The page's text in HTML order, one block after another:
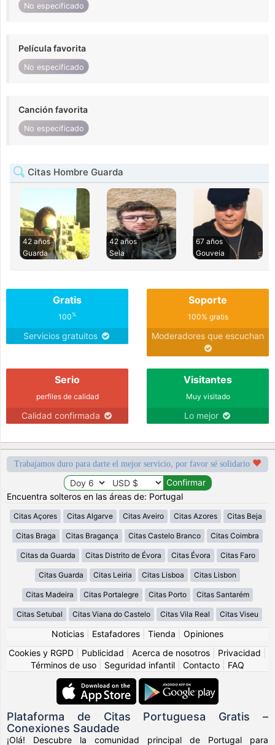
No especificado
Película favorita
No especificado
Canción favorita
No especificado
Citas Hombre Guarda
42 años
Guarda
42 años
Seia
67 años
Gouveia
Gratis
100%
Servicios gratuitos
Soporte
100% gratis
Moderadores que escuchan
Serio
perfiles de calidad
Calidad confirmada
Visitantes
Muy visitado
Lo mejor
Trabajamos duro para darte el mejor servicio, por favor sé solidario
Encuentra solteros en las áreas de: Portugal
Citas Açores Citas Algarve Citas Aveiro Citas Azores Citas Beja
Citas Braga Citas Bragança Citas Castelo Branco Citas Coimbra
Citas da Guarda Citas Distrito de Évora Citas Évora Citas Faro
Citas Guarda Citas Leiria Citas Lisboa Citas Lisbon
Citas Madeira Citas Portalegre Citas Porto Citas Santarém
Citas Setubal Citas Viana do Castelo Citas Vila Real Citas Viseu
Noticias Estafadores Tienda
Opiniones
Cookies y RGPD
Publicidad Acerca de nosotros Privacidad
Términos de uso
Seguridad infantil Contacto FAQ
Plataforma de Citas Portuguesa Gratis –
Conexiones Saudade
¡Olá! Descubre la comunidad principal de Portugal para